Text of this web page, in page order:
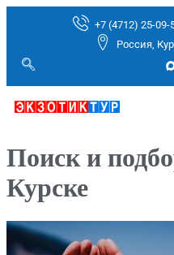
+7 (4712) 25-09-
Россия,
Поиск и
Курске